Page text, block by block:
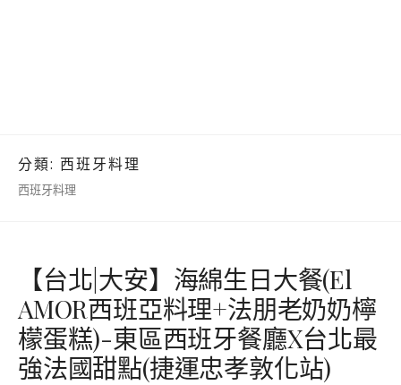
分類: 西班牙料理
西班牙料理
【台北|大安】海綿生日大餐(El
AMOR西班亞料理+法朋老奶奶檸
檬蛋糕)-東區西班牙餐廳X台北最
強法國甜點(捷運忠孝敦化站)